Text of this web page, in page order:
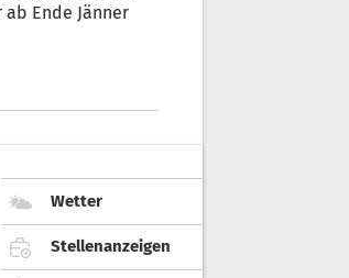
Ende Jänner
Wetter
Stellenanzeigen